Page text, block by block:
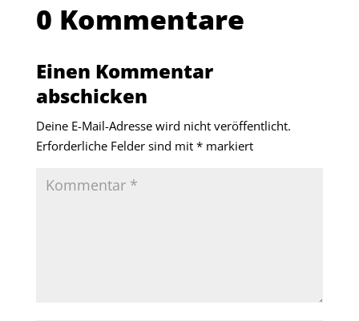
0 Kommentare
Einen Kommentar
abschicken
Deine E-Mail-Adresse wird nicht veröffentlicht.
Erforderliche Felder sind mit *markiert